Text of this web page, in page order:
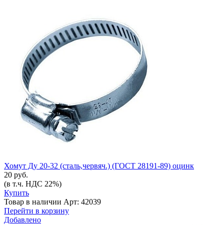
Хомут Ду 20-32 (сталь,червяч.) (ГОСТ 28191-89) оцинк
20 руб.
(в т.ч. НДС 22%)
Купить
Товар в наличии Арт: 42039
Перейти в корзину
Добавлено